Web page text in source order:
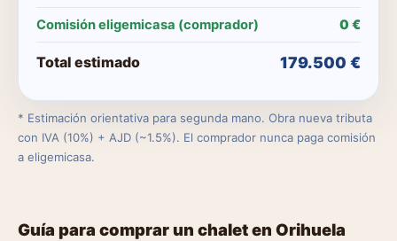
Comisión eligemicasa (comprador) 0 €
Total estimado 179.500 €
* Estimación orientativa para segunda mano. Obra nueva tributa
con IVA (10%) + AJD (~1.5%). El comprador nunca paga comisión
a eligemicasa.
Guía para comprar un chalet en Orihuela